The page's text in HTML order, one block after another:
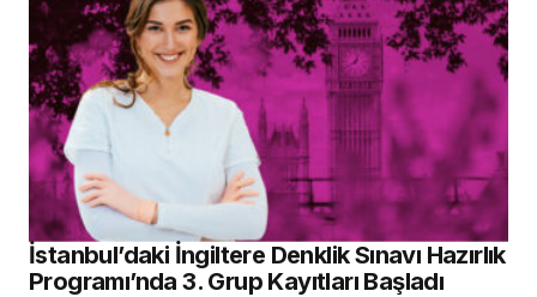
İstanbul’daki İngiltere Denklik Sınavı Hazırlık
Programı’nda 3. Grup Kayıtları Başladı